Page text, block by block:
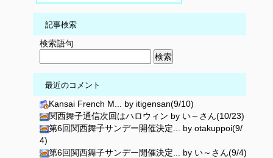
記事検索
検索語句
最近のコメント
Kansai French M... by itigensan(9/10)
関西舞子通信次回はハロウィン by い～さん(10/23)
第6回関西舞子サンデー開催決定... by otakuppoi(9/
4)
第6回関西舞子サンデー開催決定... by い～さん(9/4)